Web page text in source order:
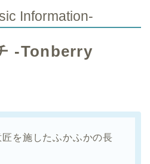
Information-
-Tonberry
匠を施したふかふかの長